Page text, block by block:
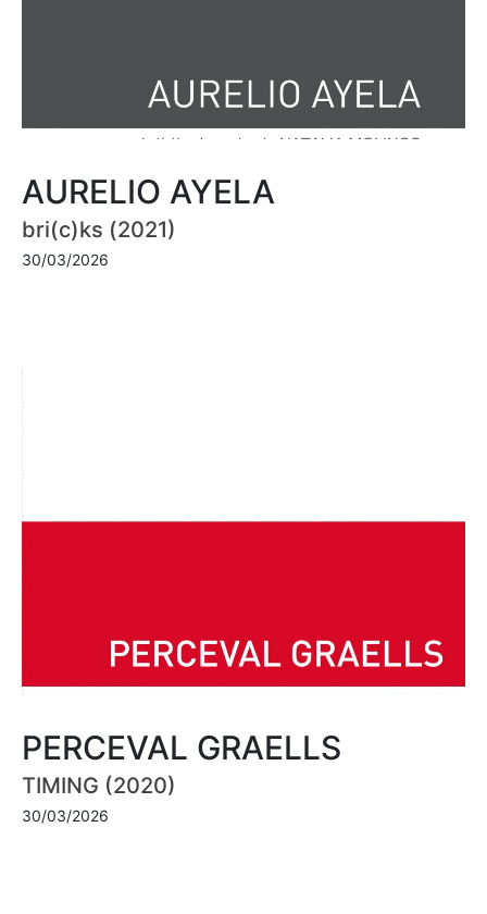
AURELIO AYELA
bri(c)ks (2021)
30/03/2026
PERCEVAL GRAELLS
TIMING (2020)
30/03/2026